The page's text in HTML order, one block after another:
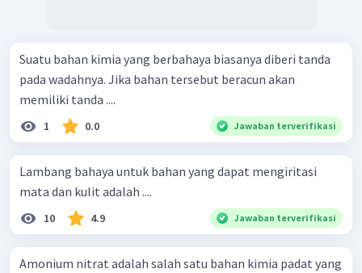
Suatu bahan kimia yang berbahaya biasanya diberi tanda
pada wadahnya. Jika bahan tersebut beracun akan
memiliki tanda ....
1 0.0 Jawaban terverifikasi
Lambang bahaya untuk bahan yang dapat mengiritasi
mata dan kulit adalah ....
10 4.9 Jawaban terverifikasi
Amonium nitrat adalah salah satu bahan kimia padat yang